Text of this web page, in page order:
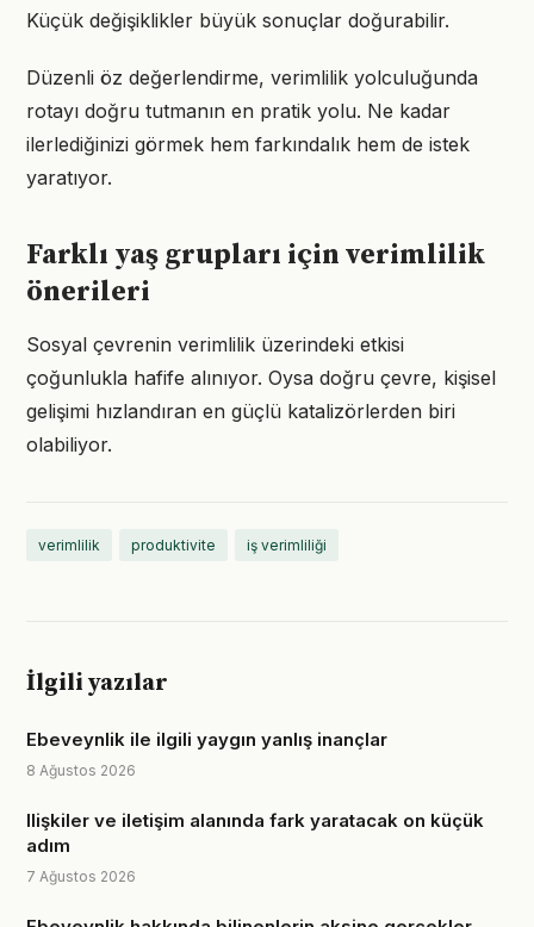
Küçük değişiklikler büyük sonuçlar doğurabilir.
Düzenli öz değerlendirme, verimlilik yolculuğunda
rotayı doğru tutmanın en pratik yolu. Ne kadar
ilerlediğinizi görmek hem farkındalık hem de istek
yaratıyor.
Farklı yaş grupları için verimlilik
önerileri
Sosyal çevrenin verimlilik üzerindeki etkisi
çoğunlukla hafife alınıyor. Oysa doğru çevre, kişisel
gelişimi hızlandıran en güçlü katalizörlerden biri
olabiliyor.
verimlilik produktivite iş verimliliği
İlgili yazılar
Ebeveynlik ile ilgili yaygın yanlış inançlar
8 Ağustos 2026
Ilişkiler ve iletişim alanında fark yaratacak on küçük
adım
7 Ağustos 2026